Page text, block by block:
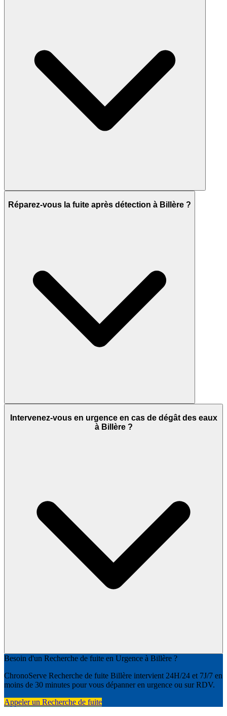
Réparez-vous la fuite après détection à Billère ?
Intervenez-vous en urgence en cas de dégât des eaux
à Billère ?
Besoin d'un Recherche de fuite en Urgence à Billère ?
ChronoServe Recherche de fuite Billère intervient 24H/24 et 7J/7 en
moins de 30 minutes pour vous dépanner en urgence ou sur RDV.
Appeler un Recherche de fuite